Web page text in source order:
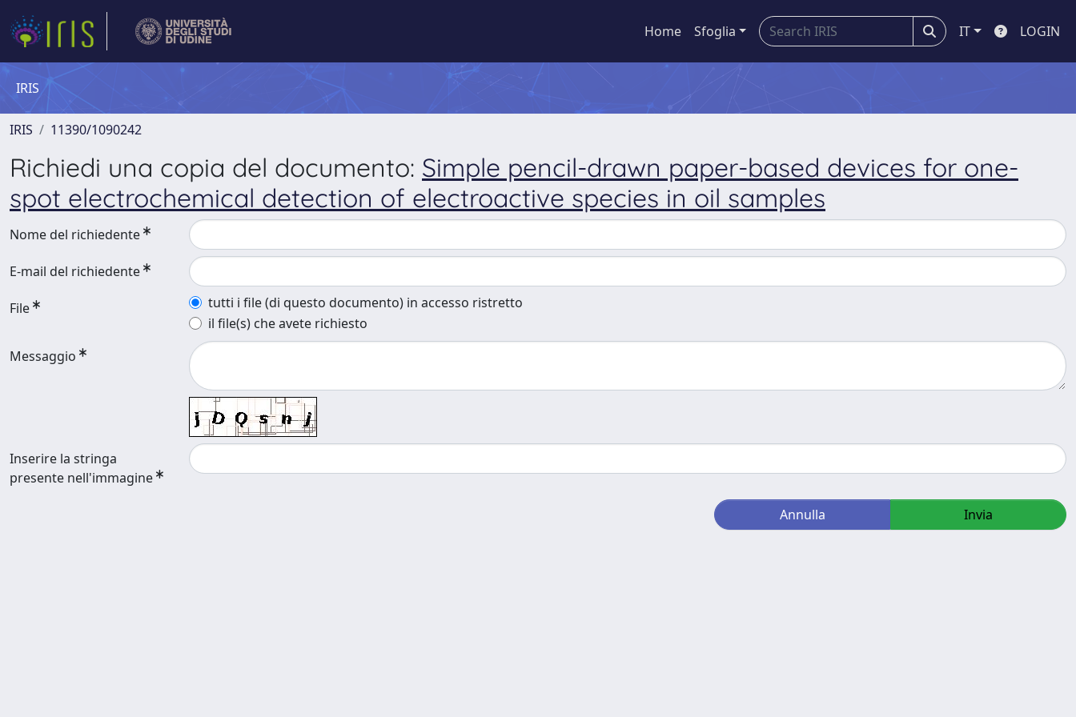
Home Sfoglia IT LOGIN
IRIS
IRIS 11390/1090242
Richiedi una copia del documento: Simple pencil-drawn paper-based devices for one-
spot electrochemical detection of electroactive species in oil samples
Nome del richiedente
E-mail del richiedente
File
tutti i file (di questo documento) in accesso ristretto
il file(s) che avete richiesto
Messaggio
Inserire la stringa
presente nell'immagine
Annulla Invia